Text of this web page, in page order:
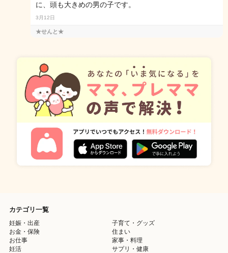
に、頭も大きめの男の子です。
3月12日
★せんと★
カテゴリ一覧
妊娠・出産
子育て・グッズ
お金・保険
住まい
お仕事
家事・料理
妊活
サプリ・健康